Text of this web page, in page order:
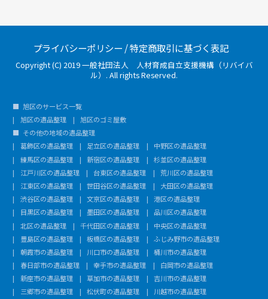
プライバシーポリシー /特定商取引に基づく表記
Copyright (C) 2019 一般社団法人 人材育成自立支援機構（リバイバ
ル）. All rights Reserved.
旭区のサービス一覧
旭区の遺品整理
旭区のゴミ屋敷
その他の地域の遺品整理
葛飾区の遺品整理
足立区の遺品整理
中野区の遺品整理
練馬区の遺品整理
新宿区の遺品整理
杉並区の遺品整理
江戸川区の遺品整理
台東区の遺品整理
荒川区の遺品整理
江東区の遺品整理
世田谷区の遺品整理
大田区の遺品整理
渋谷区の遺品整理
文京区の遺品整理
港区の遺品整理
目黒区の遺品整理
墨田区の遺品整理
品川区の遺品整理
北区の遺品整理
千代田区の遺品整理
中央区の遺品整理
豊島区の遺品整理
板橋区の遺品整理
ふじみ野市の遺品整理
朝霞市の遺品整理
川口市の遺品整理
桶川市の遺品整理
春日部市の遺品整理
幸手市の遺品整理
白岡市の遺品整理
新座市の遺品整理
草加市の遺品整理
吉川市の遺品整理
三郷市の遺品整理
松伏町の遺品整理
川越市の遺品整理